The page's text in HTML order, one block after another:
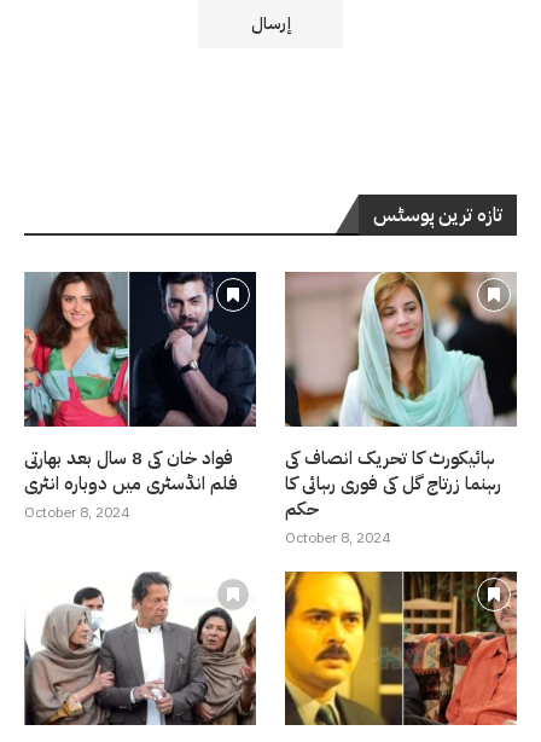
تازہ ترین پوسٹس
فواد خان کی 8 سال بعد بھارتی
فلم انڈسٹری میں دوبارہ انٹری
October 8, 2024
ہائیکورٹ کا تحریک انصاف کی
رہنما زرتاج گل کی فوری رہائی کا
حکم
October 8, 2024